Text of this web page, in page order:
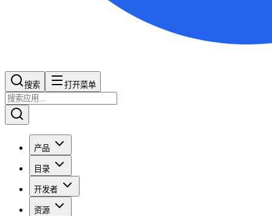
搜索​​​​ 打开菜单
产品
目录
开发者
资源